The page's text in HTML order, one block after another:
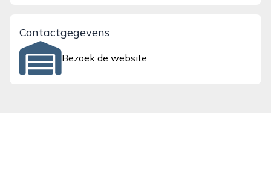
Contactgegevens
Bezoek de website